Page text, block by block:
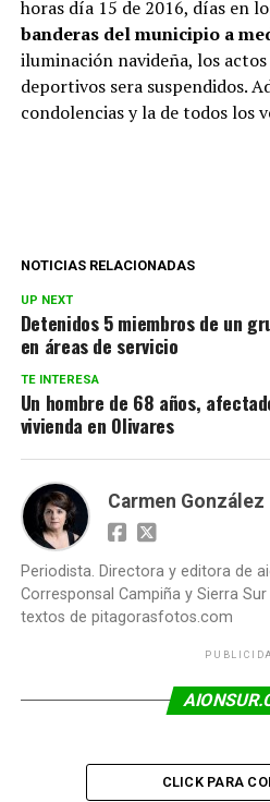
horas día 15 de 2016, días en
banderas del municipio a
iluminación navideña, los
deportivos sera suspendidos.
condolencias y la de todos los
NOTICIAS RELACIONADAS
UP NEXT
Detenidos 5 miembros de un
en áreas de servicio
TE INTERESA
Un hombre de 68 años,
vivienda en Olivares
Carmen González
Periodista. Directora y editora de
Corresponsal Campiña y Sierra
textos de pitagorasfotos.com
CLICK PARA